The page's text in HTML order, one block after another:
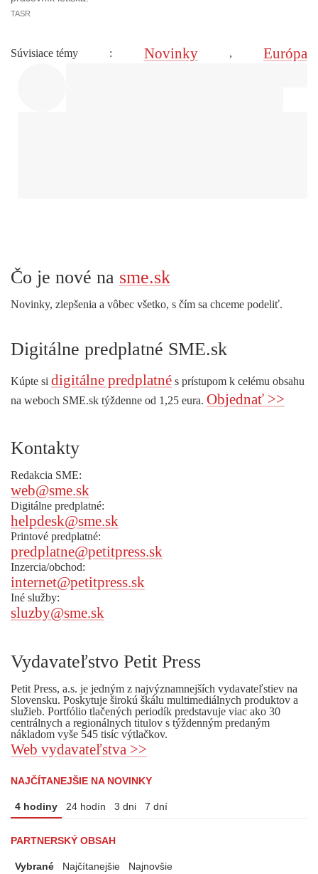
TASR
Súvisiace témy : Novinky , Európa
Čo je nové na sme.sk
Novinky, zlepšenia a vôbec všetko, s čím sa chceme podeliť.
Digitálne predplatné SME.sk
Kúpte si digitálne predplatné s prístupom k celému obsahu
na weboch SME.sk týždenne od 1,25 eura. Objednať >>
Kontakty
Redakcia SME:
web@sme.sk
Digitálne predplatné:
helpdesk@sme.sk
Printové predplatné:
predplatne@petitpress.sk
Inzercia/obchod:
internet@petitpress.sk
Iné služby:
sluzby@sme.sk
Vydavateľstvo Petit Press
Petit Press, a.s. je jedným z najvýznamnejších vydavateľstiev na
Slovensku. Poskytuje širokú škálu multimediálnych produktov a
služieb. Portfólio tlačených periodík predstavuje viac ako 30
centrálnych a regionálnych titulov s týždenným predaným
nákladom vyše 545 tisíc výtlačkov.
Web vydavateľstva >>
NAJČÍTANEJŠIE NA NOVINKY
4 hodiny 24 hodín 3 dni 7 dní
PARTNERSKÝ OBSAH
Vybrané Najčítanejšie Najnovšie